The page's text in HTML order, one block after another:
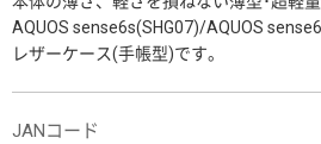
AQUOS sense6s(SHG07)/AQUOS
レザーケース(手帳型)です。
JANコード